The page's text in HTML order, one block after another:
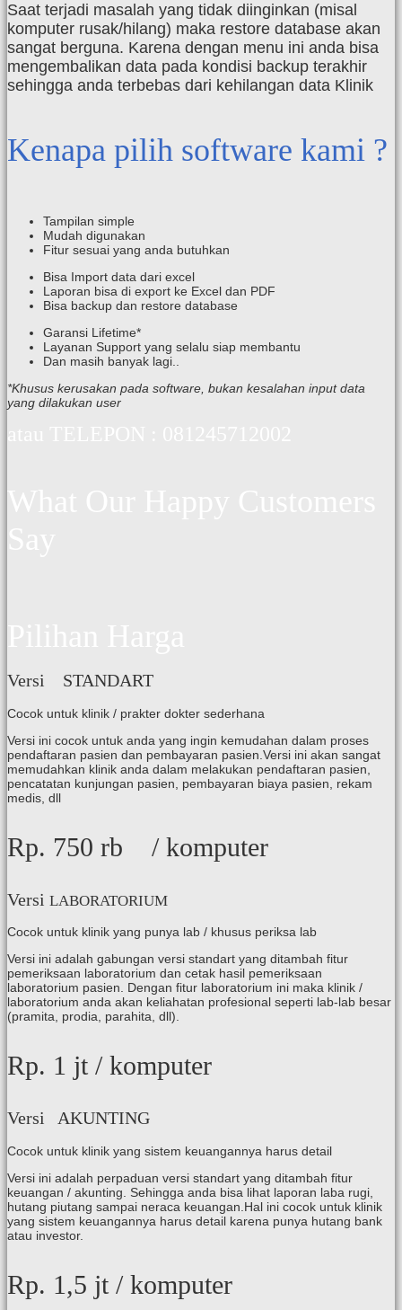
Saat terjadi masalah yang tidak diinginkan (misal
komputer rusak/hilang) maka restore database akan
sangat berguna. Karena dengan menu ini anda bisa
mengembalikan data pada kondisi backup terakhir
sehingga anda terbebas dari kehilangan data Klinik
Kenapa pilih software kami ?
Tampilan simple
Mudah digunakan
Fitur sesuai yang anda butuhkan
Bisa Import data dari excel
Laporan bisa di export ke Excel dan PDF
Bisa backup dan restore database
Garansi Lifetime*
Layanan Support yang selalu siap membantu
Dan masih banyak lagi..
*Khusus kerusakan pada software, bukan kesalahan input data
yang dilakukan user
Versi STANDART
Cocok untuk klinik / prakter dokter sederhana
Versi ini cocok untuk anda yang ingin kemudahan dalam proses
pendaftaran pasien dan pembayaran pasien.Versi ini akan sangat
memudahkan klinik anda dalam melakukan pendaftaran pasien,
pencatatan kunjungan pasien, pembayaran biaya pasien, rekam
medis, dll
Rp. 750 rb / komputer
Versi LABORATORIUM
Cocok untuk klinik yang punya lab / khusus periksa lab
Versi ini adalah gabungan versi standart yang ditambah fitur
pemeriksaan laboratorium dan cetak hasil pemeriksaan
laboratorium pasien. Dengan fitur laboratorium ini maka klinik /
laboratorium anda akan keliahatan profesional seperti lab-lab besar
(pramita, prodia, parahita, dll).
Rp. 1 ​jt / komputer
Versi AKUNTING
Cocok untuk klinik yang sistem keuangannya harus detail
Versi ini adalah perpaduan versi standart yang ditambah fitur
keuangan / akunting. Sehingga anda bisa lihat laporan laba rugi,
hutang piutang sampai neraca keuangan.Hal ini cocok untuk klinik
yang sistem keuangannya harus detail karena punya hutang bank
atau investor.
Rp. 1,5 jt / komputer